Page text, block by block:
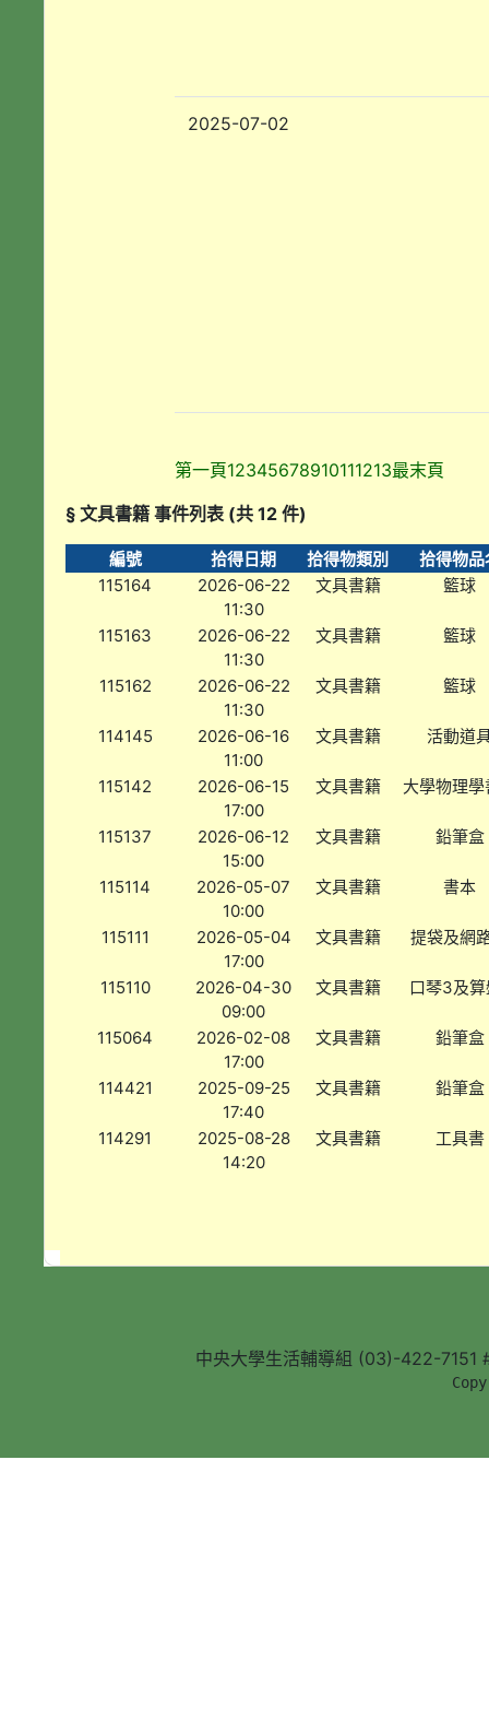
2025-07-02
第一頁12345678910111213最末頁
§ 文具書籍 事件列表 (共 12 件)
編號 拾得日期 拾得物類別
拾得物品
115164
2026-06-22
11:30
文具書籍 籃球
115163
2026-06-22
11:30
文具書籍 籃球
115162
2026-06-22
11:30
文具書籍 籃球
114145
2026-06-16
11:00
文具書籍 活動道
115142
2026-06-15
17:00
文具書籍 大學物理學
115137
2026-06-12
15:00
文具書籍 鉛筆盒
115114
2026-05-07
10:00
文具書籍 書本
115111
2026-05-04
17:00
文具書籍 提袋及網
115110
2026-04-30
09:00
文具書籍 口琴3及算
115064
2026-02-08
17:00
文具書籍 鉛筆盒
114421
2025-09-25
17:40
文具書籍 鉛筆盒
114291
2025-08-28
14:20
文具書籍 工具書
中央大學生活輔導組 (03)-422-7151